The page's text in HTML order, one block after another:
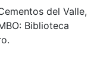
del Valle,
Biblioteca